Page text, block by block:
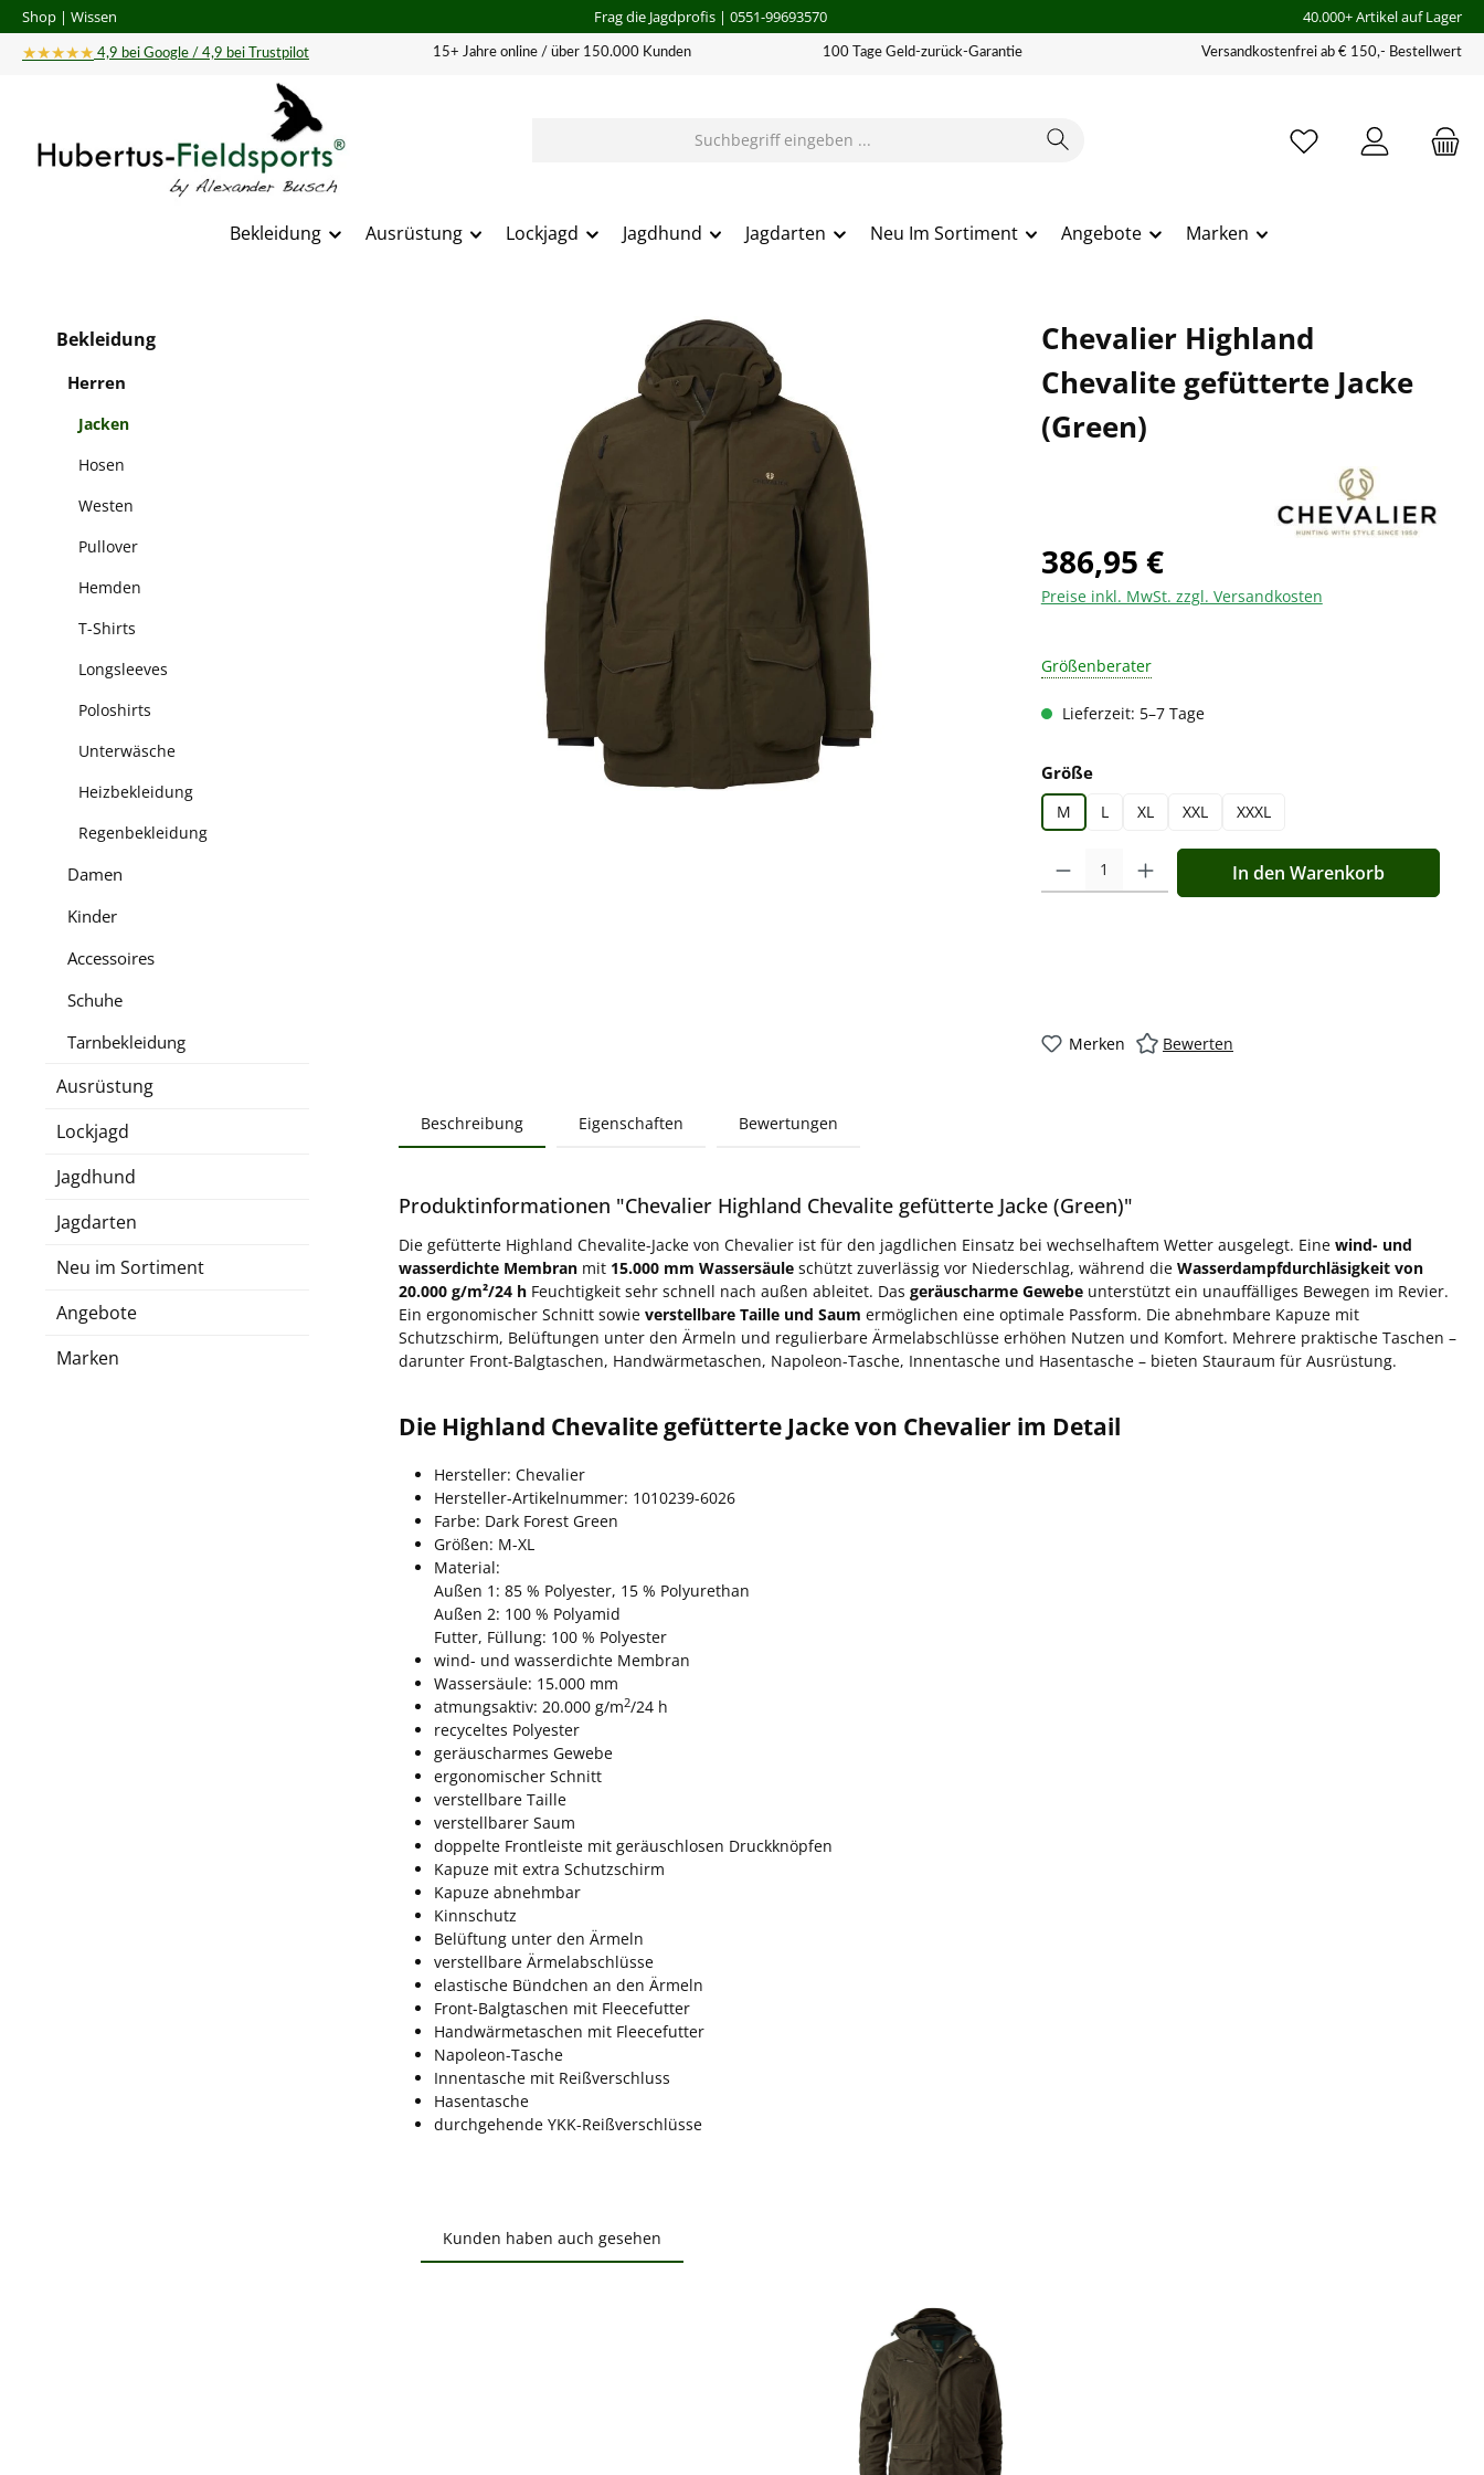
Hauptinhalt springen
Zur Suche springen
Zur Hauptnavigation springen
Shop | Wissen Frag die Jagdprofis| 0551-99693570 40.000+ Artikel auf Lager
★★★★★ 4,9 bei Google / 4,9 bei Trustpilot 15+ Jahre online / über 150.000 Kunden 100 Tage Geld-zurück-Garantie Versandkostenfrei ab € 150,- Bestellwert
Bekleidung Ausrüstung Lockjagd Jagdhund Jagdarten Neu Im Sortiment Angebote Marken
Bekleidung
Herren
Jacken
Hosen
Westen
Pullover
Hemden
T-Shirts
Longsleeves
Poloshirts
Unterwäsche
Heizbekleidung
Regenbekleidung
Damen
Kinder
Accessoires
Schuhe
Tarnbekleidung
Ausrüstung
Lockjagd
Jagdhund
Jagdarten
Neu im Sortiment
Angebote
Marken
Chevalier Highland
Chevalite gefütterte Jacke
(Green)
386,95 €
Preise inkl. MwSt. zzgl. Versandkosten
Größenberater
Lieferzeit: 5–7 Tage
Größeauswählen
M L XL XXL XXXL
Produkt Anzahl: Gib den gewünschten Wert ein oder
In den Warenkorb
Merken Bewerten
Beschreibung Eigenschaften Bewertungen
Produktinformationen "Chevalier Highland Chevalite gefütterte Jacke (Green)"
Die gefütterte Highland Chevalite-Jacke von Chevalier ist für den jagdlichen Einsatz bei wechselhaftem Wetter ausgelegt. Eine wind- und
wasserdichte Membran mit 15.000 mm Wassersäule schützt zuverlässig vor Niederschlag, während die Wasserdampfdurchläsigkeit von
20.000 g/m²/24 h Feuchtigkeit sehr schnell nach außen ableitet. Das geräuscharme Gewebe unterstützt ein unauffälliges Bewegen im Revier.
Ein ergonomischer Schnitt sowie verstellbare Taille und Saum ermöglichen eine optimale Passform. Die abnehmbare Kapuze mit
Schutzschirm, Belüftungen unter den Ärmeln und regulierbare Ärmelabschlüsse erhöhen Nutzen und Komfort. Mehrere praktische Taschen –
darunter Front-Balgtaschen, Handwärmetaschen, Napoleon-Tasche, Innentasche und Hasentasche – bieten Stauraum für Ausrüstung.
Die Highland Chevalite gefütterte Jacke von Chevalier im Detail
Hersteller: Chevalier
Hersteller-Artikelnummer: 1010239-6026
Farbe: Dark Forest Green
Größen: M-XL
Material:
Außen 1: 85 % Polyester, 15 % Polyurethan
Außen 2: 100 % Polyamid
Futter, Füllung: 100 % Polyester
wind- und wasserdichte Membran
Wassersäule: 15.000 mm
atmungsaktiv: 20.000 g/m2/24 h
recyceltes Polyester
geräuscharmes Gewebe
ergonomischer Schnitt
verstellbare Taille
verstellbarer Saum
doppelte Frontleiste mit geräuschlosen Druckknöpfen
Kapuze mit extra Schutzschirm
Kapuze abnehmbar
Kinnschutz
Belüftung unter den Ärmeln
verstellbare Ärmelabschlüsse
elastische Bündchen an den Ärmeln
Front-Balgtaschen mit Fleecefutter
Handwärmetaschen mit Fleecefutter
Napoleon-Tasche
Innentasche mit Reißverschluss
Hasentasche
durchgehende YKK-Reißverschlüsse
Kunden haben auch gesehen